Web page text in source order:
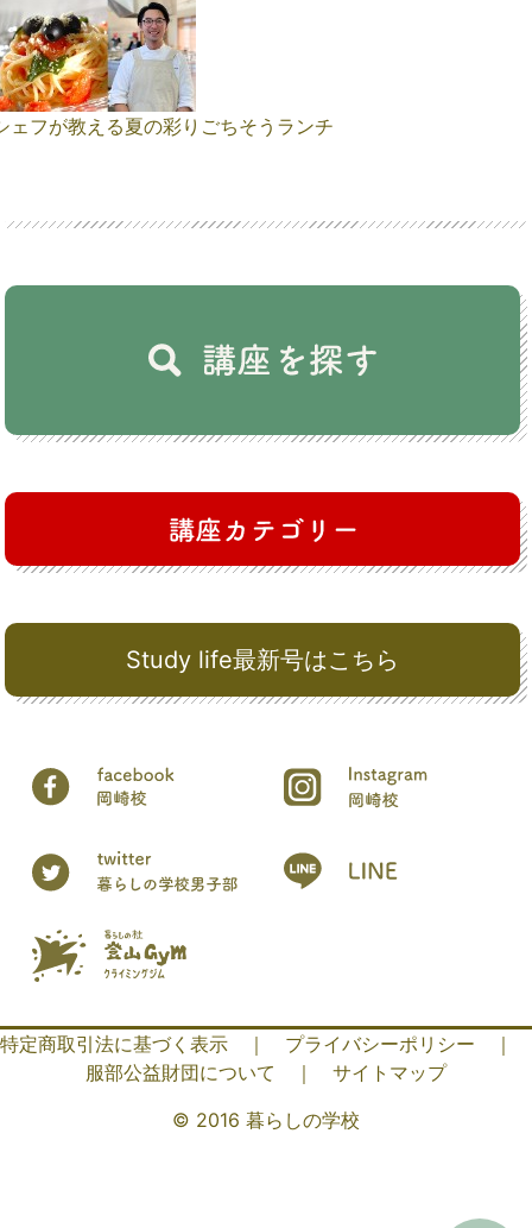
Study life最新号はこちら
ェフが教える夏の彩りごちそうランチ
特定商取引法に基づく表示 ｜ プライバシーポリシー
｜
服部公益財団について
｜
サイトマップ
© 2016 暮らしの学校